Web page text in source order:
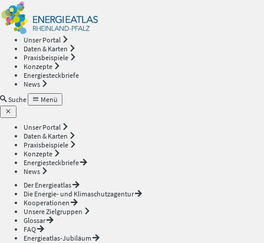
Unser Portal
Daten & Karten
Praxisbeispiele
Konzepte
Energiesteckbriefe
News
Suche
Menü
Unser Portal
Daten & Karten
Praxisbeispiele
Konzepte
Energiesteckbriefe
News
Der Energieatlas
Die Energie- und Klimaschutzagentur
Kooperationen
Unsere Zielgruppen
Glossar
FAQ
Energieatlas-Jubiläum